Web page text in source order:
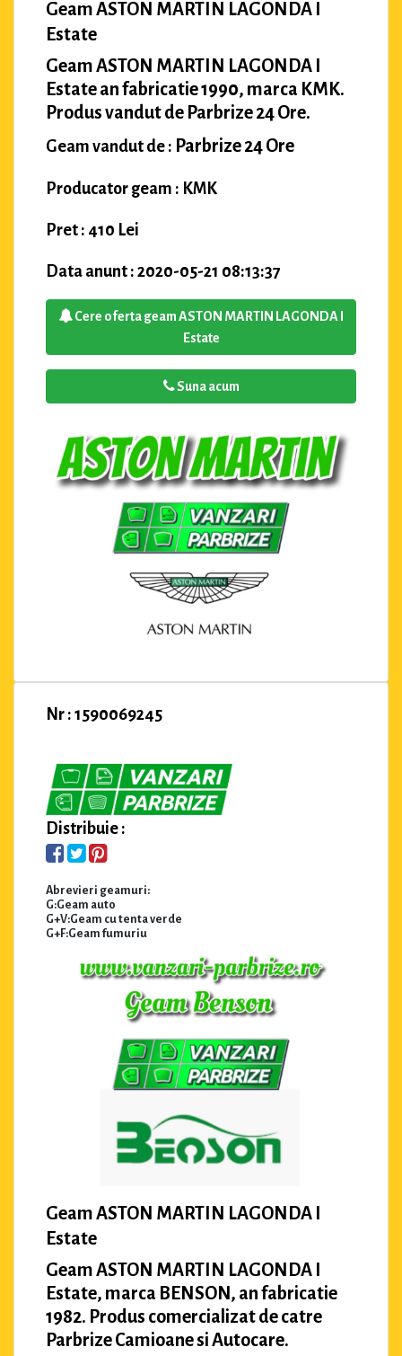
Geam ASTON MARTIN LAGONDA I
Estate
Geam ASTON MARTIN LAGONDA I
Estate an fabricatie 1990, marca KMK.
Produs vandut de Parbrize 24 Ore.
Geam vandut de : Parbrize 24 Ore
Producator geam : KMK
Pret : 410 Lei
Data anunt : 2020-05-21 08:13:37
Cere oferta geam ASTON MARTIN LAGONDA I
Estate
Suna acum
Nr : 1590069245
Distribuie :
Abrevieri geamuri:
G:Geam auto
G+V:Geam cu tenta verde
G+F:Geam fumuriu
Geam ASTON MARTIN LAGONDA I
Estate
Geam ASTON MARTIN LAGONDA I
Estate, marca BENSON, an fabricatie
1982. Produs comercializat de catre
Parbrize Camioane si Autocare.